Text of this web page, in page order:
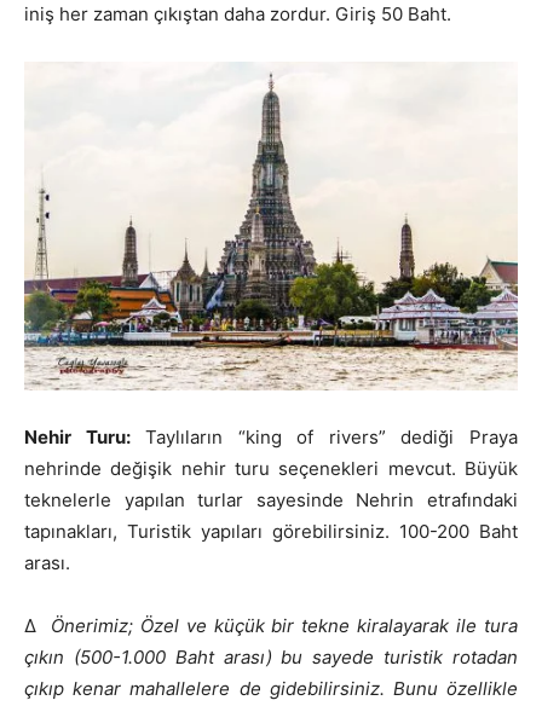
iniş her zaman çıkıştan daha zordur. Giriş 50 Baht.
Nehir Turu:Taylıların “king of rivers” dediği Praya
nehrinde değişik nehir turu seçenekleri mevcut. Büyük
teknelerle yapılan turlar sayesinde Nehrin etrafındaki
tapınakları, Turistik yapıları görebilirsiniz. 100-200 Baht
arası.
Δ Önerimiz; Özel ve küçük bir tekne kiralayarak ile tura
çıkın (500-1.000 Baht arası) bu sayede turistik rotadan
çıkıp kenar mahallelere de gidebilirsiniz. Bunu özellikle